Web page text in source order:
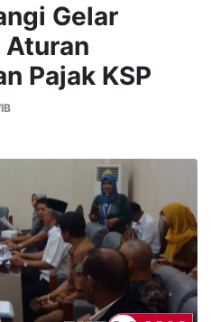
Gelar
Aturan
Pajak KSP